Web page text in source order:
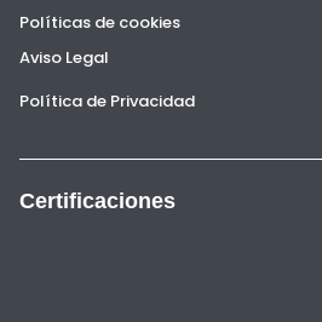
Políticas de cookies
Aviso Legal
Política de Privacidad
Certificaciones